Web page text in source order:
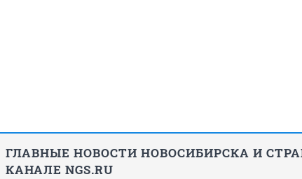
ГЛАВНЫЕ НОВОСТИ НОВОСИБИРСКА И
КАНАЛЕ NGS.RU